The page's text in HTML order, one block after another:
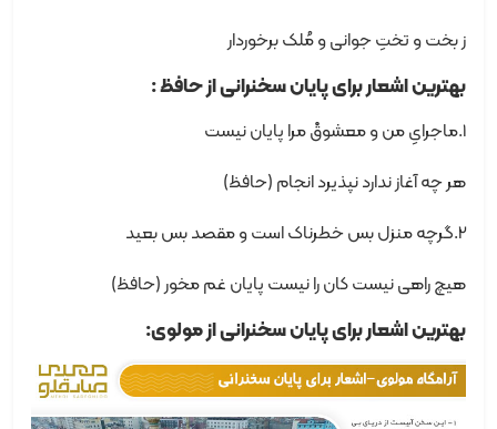
ز بخت و تختِ جوانی و مُلک برخوردار
بهترین اشعار برای پایان سخنرانی از حافظ :
1.ماجرایِ من و معشوقْ مرا پایان نیست
هر چه آغاز ندارد نپذیرد انجام (حافظ)
2.گرچه منزل بس خطرناک است و مقصد بس بعید
هیچ راهی نیست کان را نیست پایان غم مخور (حافظ)
بهترین اشعار برای پایان سخنرانی از مولوی: